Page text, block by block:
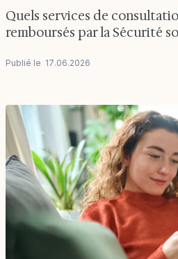
Quels services de
remboursés par la Sécurité
Publié le 17.06.2026